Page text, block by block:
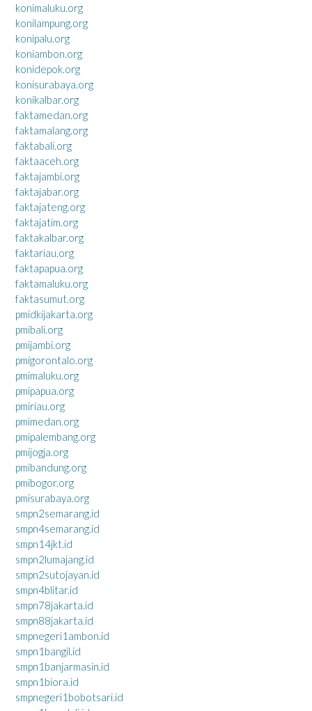
konimaluku.org
konilampung.org
konipalu.org
koniambon.org
konidepok.org
konisurabaya.org
konikalbar.org
faktamedan.org
faktamalang.org
faktabali.org
faktaaceh.org
faktajambi.org
faktajabar.org
faktajateng.org
faktajatim.org
faktakalbar.org
faktariau.org
faktapapua.org
faktamaluku.org
faktasumut.org
pmidkijakarta.org
pmibali.org
pmijambi.org
pmigorontalo.org
pmimaluku.org
pmipapua.org
pmiriau.org
pmimedan.org
pmipalembang.org
pmijogja.org
pmibandung.org
pmibogor.org
pmisurabaya.org
smpn2semarang.id
smpn4semarang.id
smpn14jkt.id
smpn2lumajang.id
smpn2sutojayan.id
smpn4blitar.id
smpn78jakarta.id
smpn88jakarta.id
smpnegeri1ambon.id
smpn1bangil.id
smpn1banjarmasin.id
smpn1biora.id
smpnegeri1bobotsari.id